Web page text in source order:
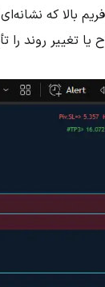
بالا که
یا تغییر روند